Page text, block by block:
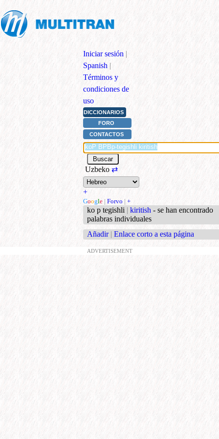
Iniciar sesión |
Spanish |
Términos y
condiciones de
uso
DICCIONARIOS
FORO
CONTACTOS
Uzbeko ⇄
+
Google | Forvo | +
ko p tegishli | kiritish - se han encontrado
palabras individuales
Añadir | Enlace corto a esta página
ADVERTISEMENT